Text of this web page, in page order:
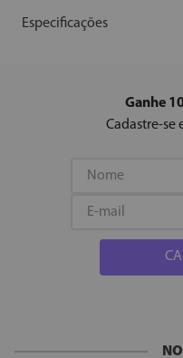
Deixa a pele aveludada
Sem parabenos
Sem álcool
Sem testes em animais
Especificações
Ganhe
Cadastre-se